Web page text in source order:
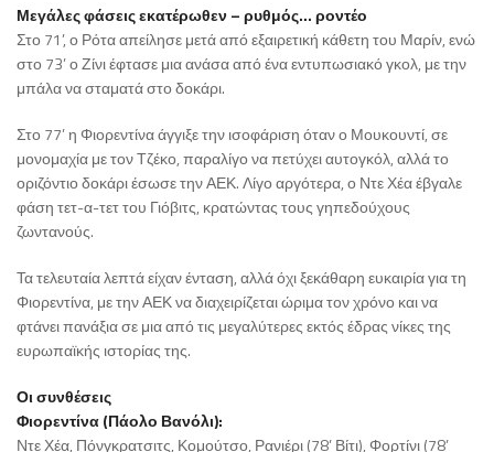
Μεγάλες φάσεις εκατέρωθεν – ρυθμός… ροντέο
Στο 71’, ο Ρότα απείλησε μετά από εξαιρετική κάθετη του Μαρίν, ενώ
στο 73’ ο Ζίνι έφτασε μια ανάσα από ένα εντυπωσιακό γκολ, με την
μπάλα να σταματά στο δοκάρι.
Στο 77’ η Φιορεντίνα άγγιξε την ισοφάριση όταν ο Μουκουντί, σε
μονομαχία με τον Τζέκο, παραλίγο να πετύχει αυτογκόλ, αλλά το
οριζόντιο δοκάρι έσωσε την ΑΕΚ. Λίγο αργότερα, ο Ντε Χέα έβγαλε
φάση τετ-α-τετ του Γιόβιτς, κρατώντας τους γηπεδούχους
ζωντανούς.
Τα τελευταία λεπτά είχαν ένταση, αλλά όχι ξεκάθαρη ευκαιρία για τη
Φιορεντίνα, με την ΑΕΚ να διαχειρίζεται ώριμα τον χρόνο και να
φτάνει πανάξια σε μια από τις μεγαλύτερες εκτός έδρας νίκες της
ευρωπαϊκής ιστορίας της.
Οι συνθέσεις
Φιορεντίνα (Πάολο Βανόλι):
Ντε Χέα, Πόνγκρατσιτς, Κομούτσο, Ρανιέρι (78’ Βίτι), Φορτίνι (78’